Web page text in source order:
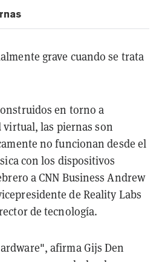
grave cuando se trata
en torno a
las piernas son
no funcionan desde el
con los dispositivos
a CNN Business Andrew
de Reality Labs
de tecnología.
afirma Gijs Den